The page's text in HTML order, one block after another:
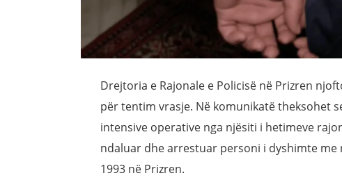
Drejtoria e Rajonale e Policisë në Prizren
për tentim vrasje. Në komunikatë theksohet
intensive operative nga njësiti i hetimeve
ndaluar dhe arrestuar personi i dyshimte
1993 në Prizren.